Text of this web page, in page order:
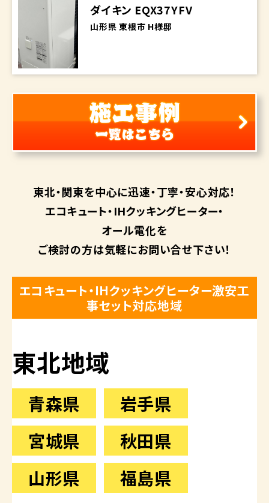
ダイキン EQX37YFV
山形県 東根市 H様邸
東北・関東を中心に迅速・丁寧・安心対応！
エコキュート・IHクッキングヒーター・
オール電化を
ご検討の方は気軽にお問い合せ下さい！
エコキュート・IHクッキングヒーター激安工
事セット対応地域
東北地域
青森県
岩手県
宮城県
秋田県
山形県
福島県